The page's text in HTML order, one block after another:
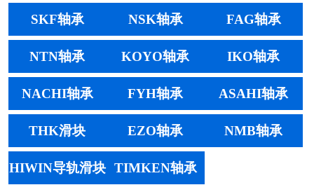
SKF轴承 NSK轴承 FAG轴承
NTN轴承 KOYO轴承 IKO轴承
NACHI轴承 FYH轴承 ASAHI轴承
THK滑块 EZO轴承 NMB轴承
HIWIN导轨滑块 TIMKEN轴承